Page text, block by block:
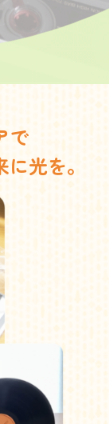
で
光を。